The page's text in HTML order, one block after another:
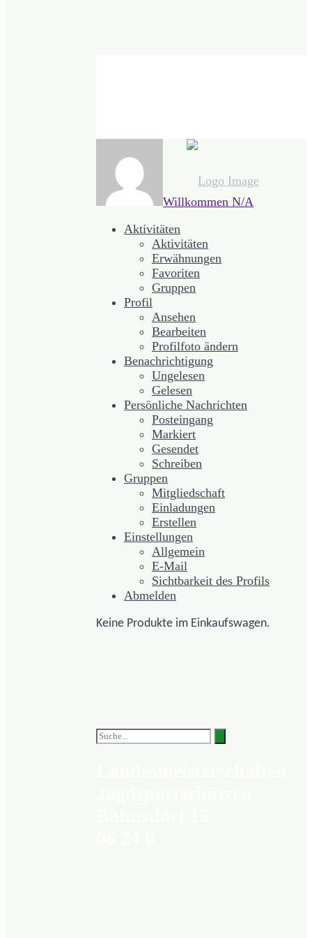
Willkommen N/A
Aktivitäten
Aktivitäten
Erwähnungen
Favoriten
Gruppen
Profil
Ansehen
Bearbeiten
Profilfoto ändern
Benachrichtigung
Ungelesen
Gelesen
Persönliche Nachrichten
Posteingang
Markiert
Gesendet
Schreiben
Gruppen
Mitgliedschaft
Einladungen
Erstellen
Einstellungen
Allgemein
E-Mail
Sichtbarkeit des Profils
Abmelden
Keine Produkte im Einkaufswagen.